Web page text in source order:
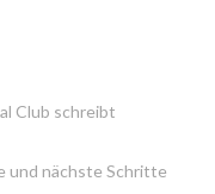
Club schreibt
und nächste Schritte